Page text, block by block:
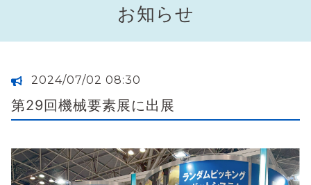
お知らせ
2024/07/02 08:30
第29回機械要素展に出展